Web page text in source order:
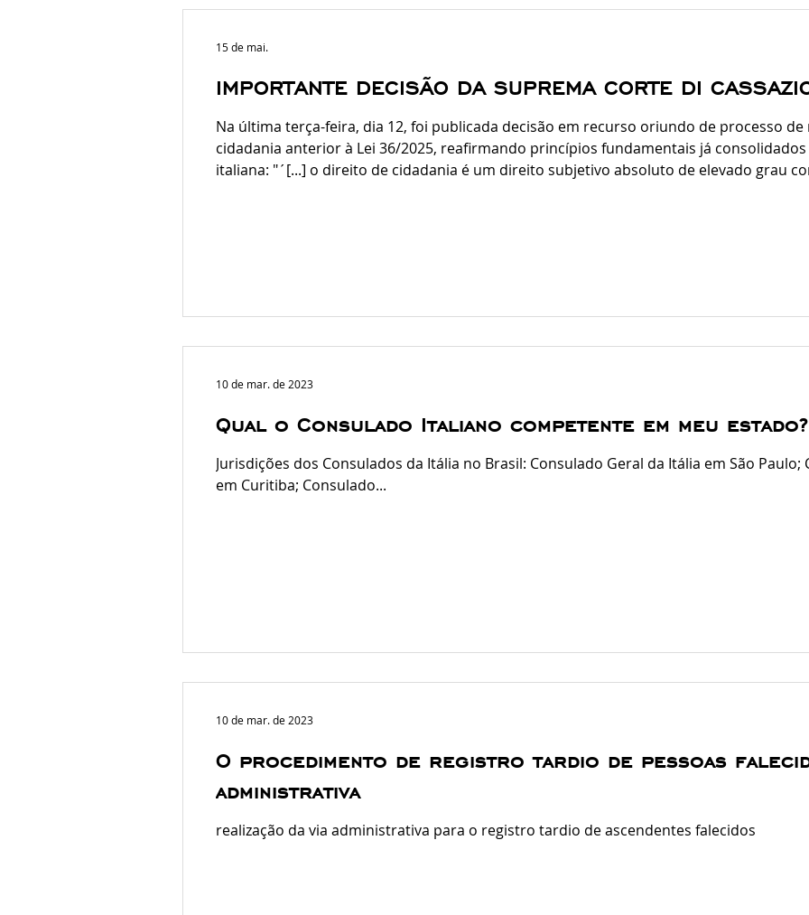
IMPORTANTE DECISÃO DA SUPREMA CORTE DI
Na última terça-feira, dia 12, foi publicada decisão em recurso oriundo de processo
cidadania anterior à Lei 36/2025, reafirmando princípios fundamentais já
italiana: "´[...] o direito de cidadania é um direito subjetivo absoluto de elevado grau
15 de mai.
Qual o Consulado Italiano competente em meu estado?
Jurisdições dos Consulados da Itália no Brasil: Consulado Geral da Itália em São Paulo;
em Curitiba; Consulado...
10 de mar. de 2023
O procedimento de registro tardio de pessoas
administrativa
realização da via administrativa para o registro tardio de ascendentes falecidos
10 de mar. de 2023